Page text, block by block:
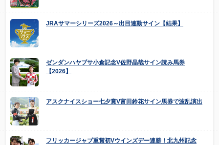
JRAサマーシリーズ2026～出目連動サイン【結果】
ゼンダンハヤブサ小倉記念V佐野晶哉サイン読み馬券
【2026】
アスクナイスショー七夕賞V富田鈴花サイン馬券で波乱演出
フリッカージャブ重賞初Vウインズデー連勝！北九州記念